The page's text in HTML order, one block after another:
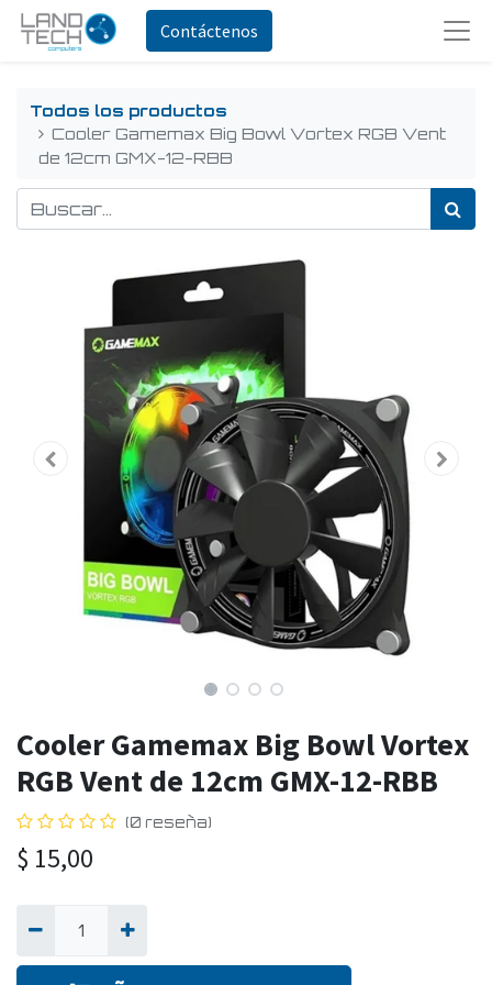
Contáctenos
Todos los productos
Cooler Gamemax Big Bowl Vortex RGB Vent
de 12cm GMX-12-RBB
Cooler Gamemax Big Bowl Vortex
RGB Vent de 12cm GMX-12-RBB
(0 reseña)
$ 15,00